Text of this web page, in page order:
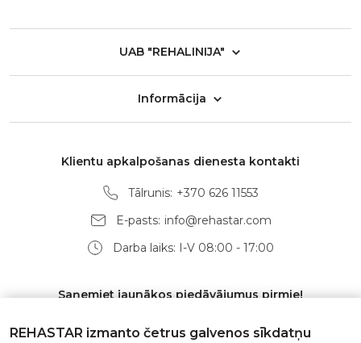
UAB "REHALINIJA"
Informācija
Klientu apkalpošanas dienesta kontakti
Tālrunis: +370 626 11553
E-pasts: info@rehastar.com
Darba laiks: I-V 08:00 - 17:00
Saņemiet jaunākos piedāvājumus pirmie!
REHASTAR izmanto četrus galvenos sīkdatņu